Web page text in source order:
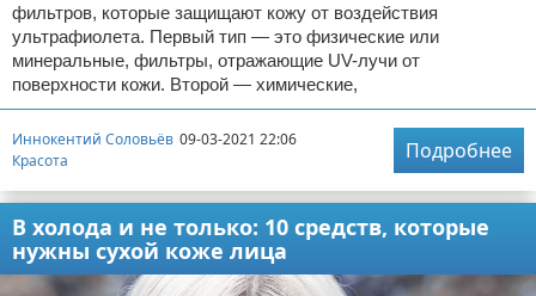
фильтров, которые защищают кожу от воздействия
ультрафиолета. Первый тип — это физические или
минеральные, фильтры, отражающие UV-лучи от
поверхности кожи. Второй — химические,
Иннокентий Соловьёв 09-03-2021 22:06
Красота
Подробнее
В холода и не только: 10 средств, которые
нужны сухой коже лица